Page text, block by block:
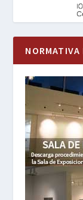
NORMATIVA